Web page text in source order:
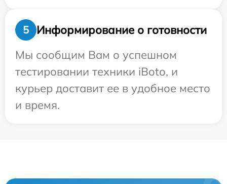
5
Информирование о готовности
Мы сообщим Вам о успешном
тестировании техники iBoto, и
курьер доставит ее в удобное место
и время.